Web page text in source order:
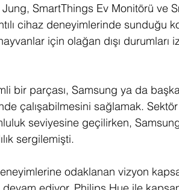
SmartThings Ev Monitörü ve
cihaz deneyimlerinde sunduğu
için olağan dışı durumları
bir parçası, Samsung ya da
çalışabilmesini sağlamak.
seviyesine geçilirken,
sergilemişti.
odaklanan vizyon